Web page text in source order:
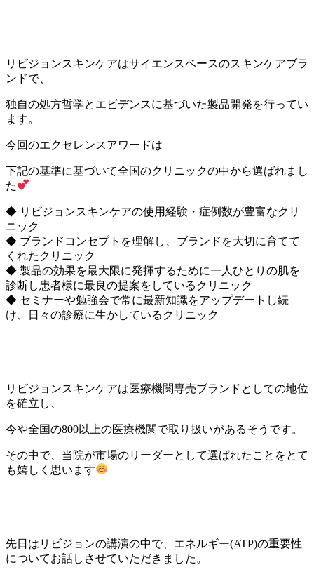
リビジョンスキンケアはサイエンスベースのスキンケアブラ
ンドで、
独自の処方哲学とエビデンスに基づいた製品開発を行ってい
ます。
今回のエクセレンスアワードは
下記の基準に基づいて全国のクリニックの中から選ばれまし
た
◆ リビジョンスキンケアの使用経験・症例数が豊富なクリ
ニック
◆ ブランドコンセプトを理解し、ブランドを大切に育てて
くれたクリニック
◆ 製品の効果を最大限に発揮するために一人ひとりの肌を
診断し患者様に最良の提案をしているクリニック
◆ セミナーや勉強会で常に最新知識をアップデートし続
け、日々の診療に生かしているクリニック
リビジョンスキンケアは医療機関専売ブランドとしての地位
を確立し、
今や全国の800以上の医療機関で取り扱いがあるそうです。
その中で、当院が市場のリーダーとして選ばれたことをとて
も嬉しく思います
先日はリビジョンの講演の中で、エネルギー(ATP)の重要性
についてお話しさせていただきました。